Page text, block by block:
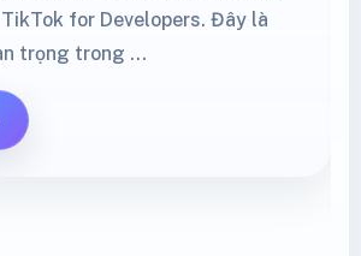
for Developers. Đây là
trọng trong …